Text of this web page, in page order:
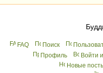
FAQ Поиск
Профиль
Войти
Новые